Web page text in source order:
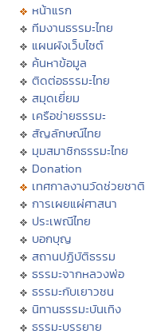
หน้าแรก
ทีมงานธรรมะไทย
แผนผังเว็บไซต์
ค้นหาข้อมูล
ติดต่อธรรมะไทย
สมุดเยี่ยม
เครือข่ายธรรมะ
สัญลักษณ์ไทย
มุมสมาชิกธรรมะไทย
Donation
เทศกาลงานวัดช่วยชาติ
การเผยแผ่ศาสนา
ประเพณีไทย
บอกบุญ
สถานปฏิบัติธรรม
ธรรมะจากหลวงพ่อ
ธรรมะกับเยาวชน
นิทานธรรมะบันเทิง
ธรรมะบรรยาย